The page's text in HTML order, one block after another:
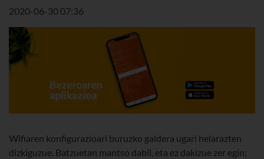
2020-06-30 07:36
Wifiaren konfigurazioari buruzko galdera ugari helarazten
dizkiguzue. Batzuetan mantso dabil, eta ez dakizue zer egin;